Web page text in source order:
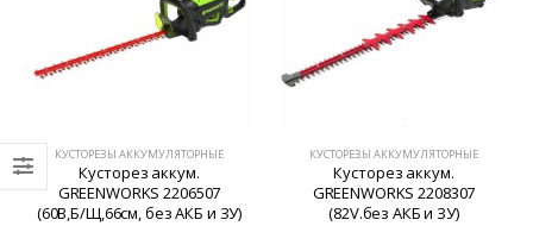
КУСТОРЕЗЫ АККУМУЛЯТОРНЫЕ
Кусторез аккум.
GREENWORKS 2206507
(60В,Б/Щ,66см, без АКБ и ЗУ)
КУСТОРЕЗЫ АККУМУЛЯТОРНЫЕ
Кусторез аккум.
GREENWORKS 2208307
(82V.без АКБ и ЗУ)